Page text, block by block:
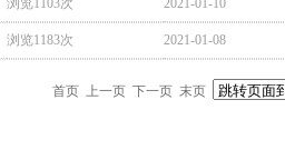
浏览1103次 2021-01-10
浏览1183次 2021-01-08
首页 上一页 下一页 末页